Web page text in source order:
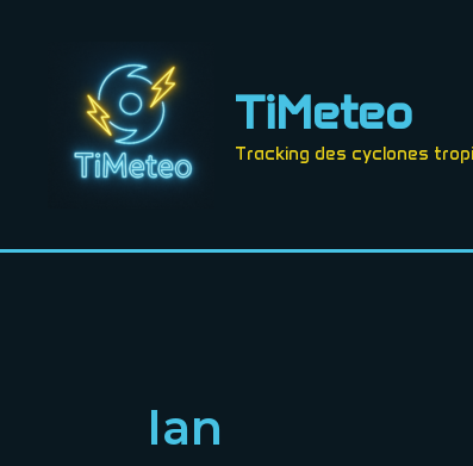
TiMeteo
Tracking des cyclones
Ian